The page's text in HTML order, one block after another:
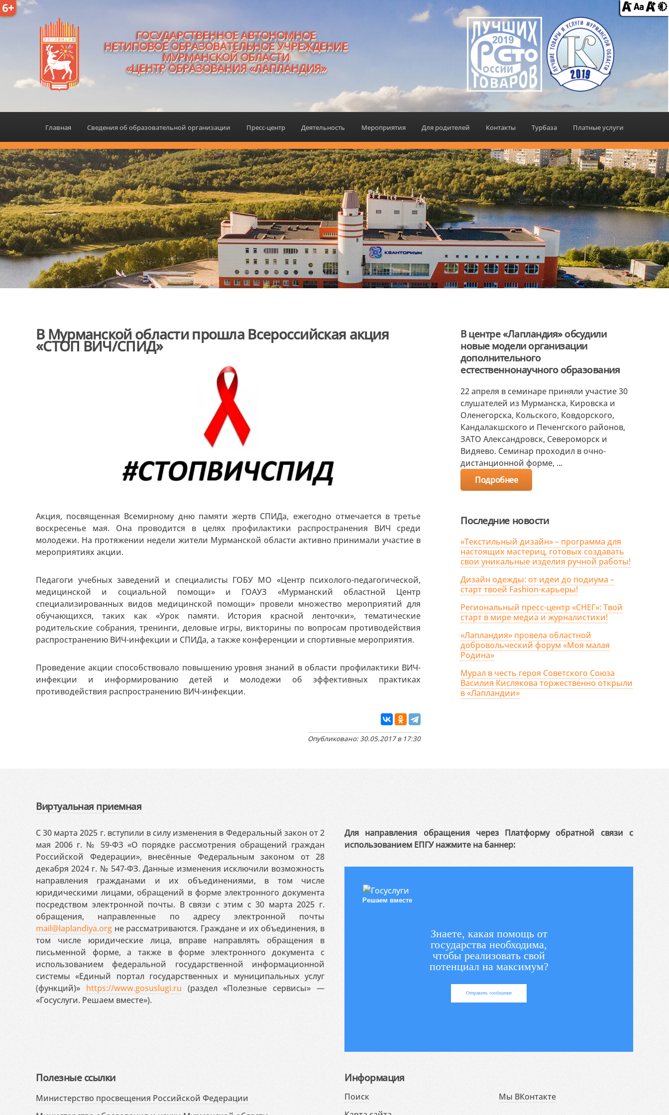
6+
ГОСУДАРСТВЕННОЕ АВТОНОМНОЕ
НЕТИПОВОЕ ОБРАЗОВАТЕЛЬНОЕ УЧРЕЖДЕНИЕ
МУРМАНСКОЙ ОБЛАСТИ
«ЦЕНТР ОБРАЗОВАНИЯ «ЛАПЛАНДИЯ»
Главная Сведения об образовательной организации Пресс-центр Деятельность Мероприятия Для родителей Контакты Турбаза Платные услуги
В Мурманской области прошла Всероссийская акция
«СТОП ВИЧ/СПИД»
Акция, посвященная Всемирному дню памяти жертв СПИДа, ежегодно отмечается в третье
воскресенье мая. Она проводится в целях профилактики распространения ВИЧ среди
молодежи. На протяжении недели жители Мурманской области активно принимали участие в
мероприятиях акции.
Педагоги учебных заведений и специалисты ГОБУ МО «Центр психолого-педагогической,
медицинской и социальной помощи» и ГОАУЗ «Мурманский областной Центр
специализированных видов медицинской помощи» провели множество мероприятий для
обучающихся, таких как «Урок памяти. История красной ленточки», тематические
родительские собрания, тренинги, деловые игры, викторины по вопросам противодействия
распространению ВИЧ-инфекции и СПИДа, а также конференции и спортивные мероприятия.
Проведение акции способствовало повышению уровня знаний в области профилактики ВИЧ-
инфекции и информированию детей и молодежи об эффективных практиках
противодействия распространению ВИЧ-инфекции.
Опубликовано: 30.05.2017 в 17:30
В центре «Лапландия» обсудили
новые модели организации
дополнительного
естественнонаучного образования
22 апреля в семинаре приняли участие 30
слушателей из Мурманска, Кировска и
Оленегорска, Кольского, Ковдорского,
Кандалакшского и Печенгского районов,
ЗАТО Александровск, Североморск и
Видяево. Семинар проходил в очно-
дистанционной форме, ...
Подробнее
Последние новости
«Текстильный дизайн» – программа для
настоящих мастериц, готовых создавать
свои уникальные изделия ручной работы!
Дизайн одежды: от идеи до подиума –
старт твоей Fashion-карьеры!
Региональный пресс-центр «СНЕГ»: Твой
старт в мире медиа и журналистики!
«Лапландия» провела областной
добровольческий форум «Моя малая
Родина»
Мурал в честь героя Советского Союза
Василия Кислякова торжественно открыли
в «Лапландии»
Виртуальная приемная
С 30 марта 2025 г. вступили в силу изменения в Федеральный закон от 2
мая 2006 г. № 59-ФЗ «О порядке рассмотрения обращений граждан
Российской Федерации», внесённые Федеральным законом от 28
декабря 2024 г. № 547-ФЗ. Данные изменения исключили возможность
направления гражданами и их объединениями, в том числе
юридическими лицами, обращений в форме электронного документа
посредством электронной почты. В связи с этим с 30 марта 2025 г.
обращения, направленные по адресу электронной почты
mail@laplandiya.org не рассматриваются. Граждане и их объединения, в
том числе юридические лица, вправе направлять обращения в
письменной форме, а также в форме электронного документа с
использованием федеральной государственной информационной
системы «Единый портал государственных и муниципальных услуг
(функций)» https://www.gosuslugi.ru (раздел «Полезные сервисы» —
«Госуслуги. Решаем вместе»).
Для направления обращения через Платформу обратной связи с
использованием ЕПГУ нажмите на баннер:
Решаем вместе
Знаете, какая помощь от
государства необходима,
чтобы реализовать свой
потенциал на максимум?
Отправить сообщение
Полезные ссылки
Министерство просвещения Российской Федерации
Информация
Поиск
Мы ВКонтакте